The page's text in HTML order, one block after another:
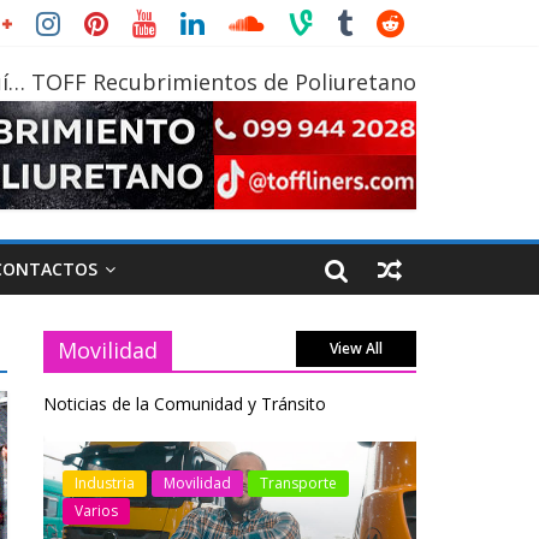
TOFF Recubrimientos de Poliuretano
Movilidad View All
Noticias de la Comunidad y Tránsito
Industria Movilidad
Transporte
Varios